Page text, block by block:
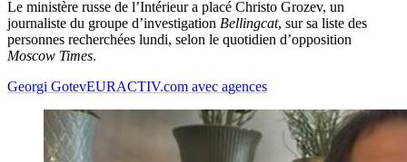
Le ministère russe de l’Intérieur a placé Christo Grozev, un
journaliste du groupe d’investigation Bellingcat, sur sa liste des
personnes recherchées lundi, selon le quotidien d’opposition
Moscow Times.
Georgi GotevEURACTIV.com avec agences